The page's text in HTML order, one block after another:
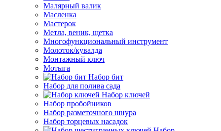
Малярный валик
Масленка
Мастерок
Метла, веник, щетка
Многофункциональный инструмент
Молоток/кувалда
Монтажный ключ
Мотыга
Набор бит
Набор для полива сада
Набор ключей
Набор пробойников
Набор разметочного шнура
Набор торцевых насадок